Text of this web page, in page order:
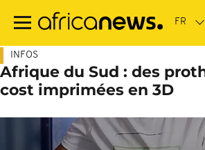
contenu
INFOS
Afrique du Sud : des
cost imprimées en 3D